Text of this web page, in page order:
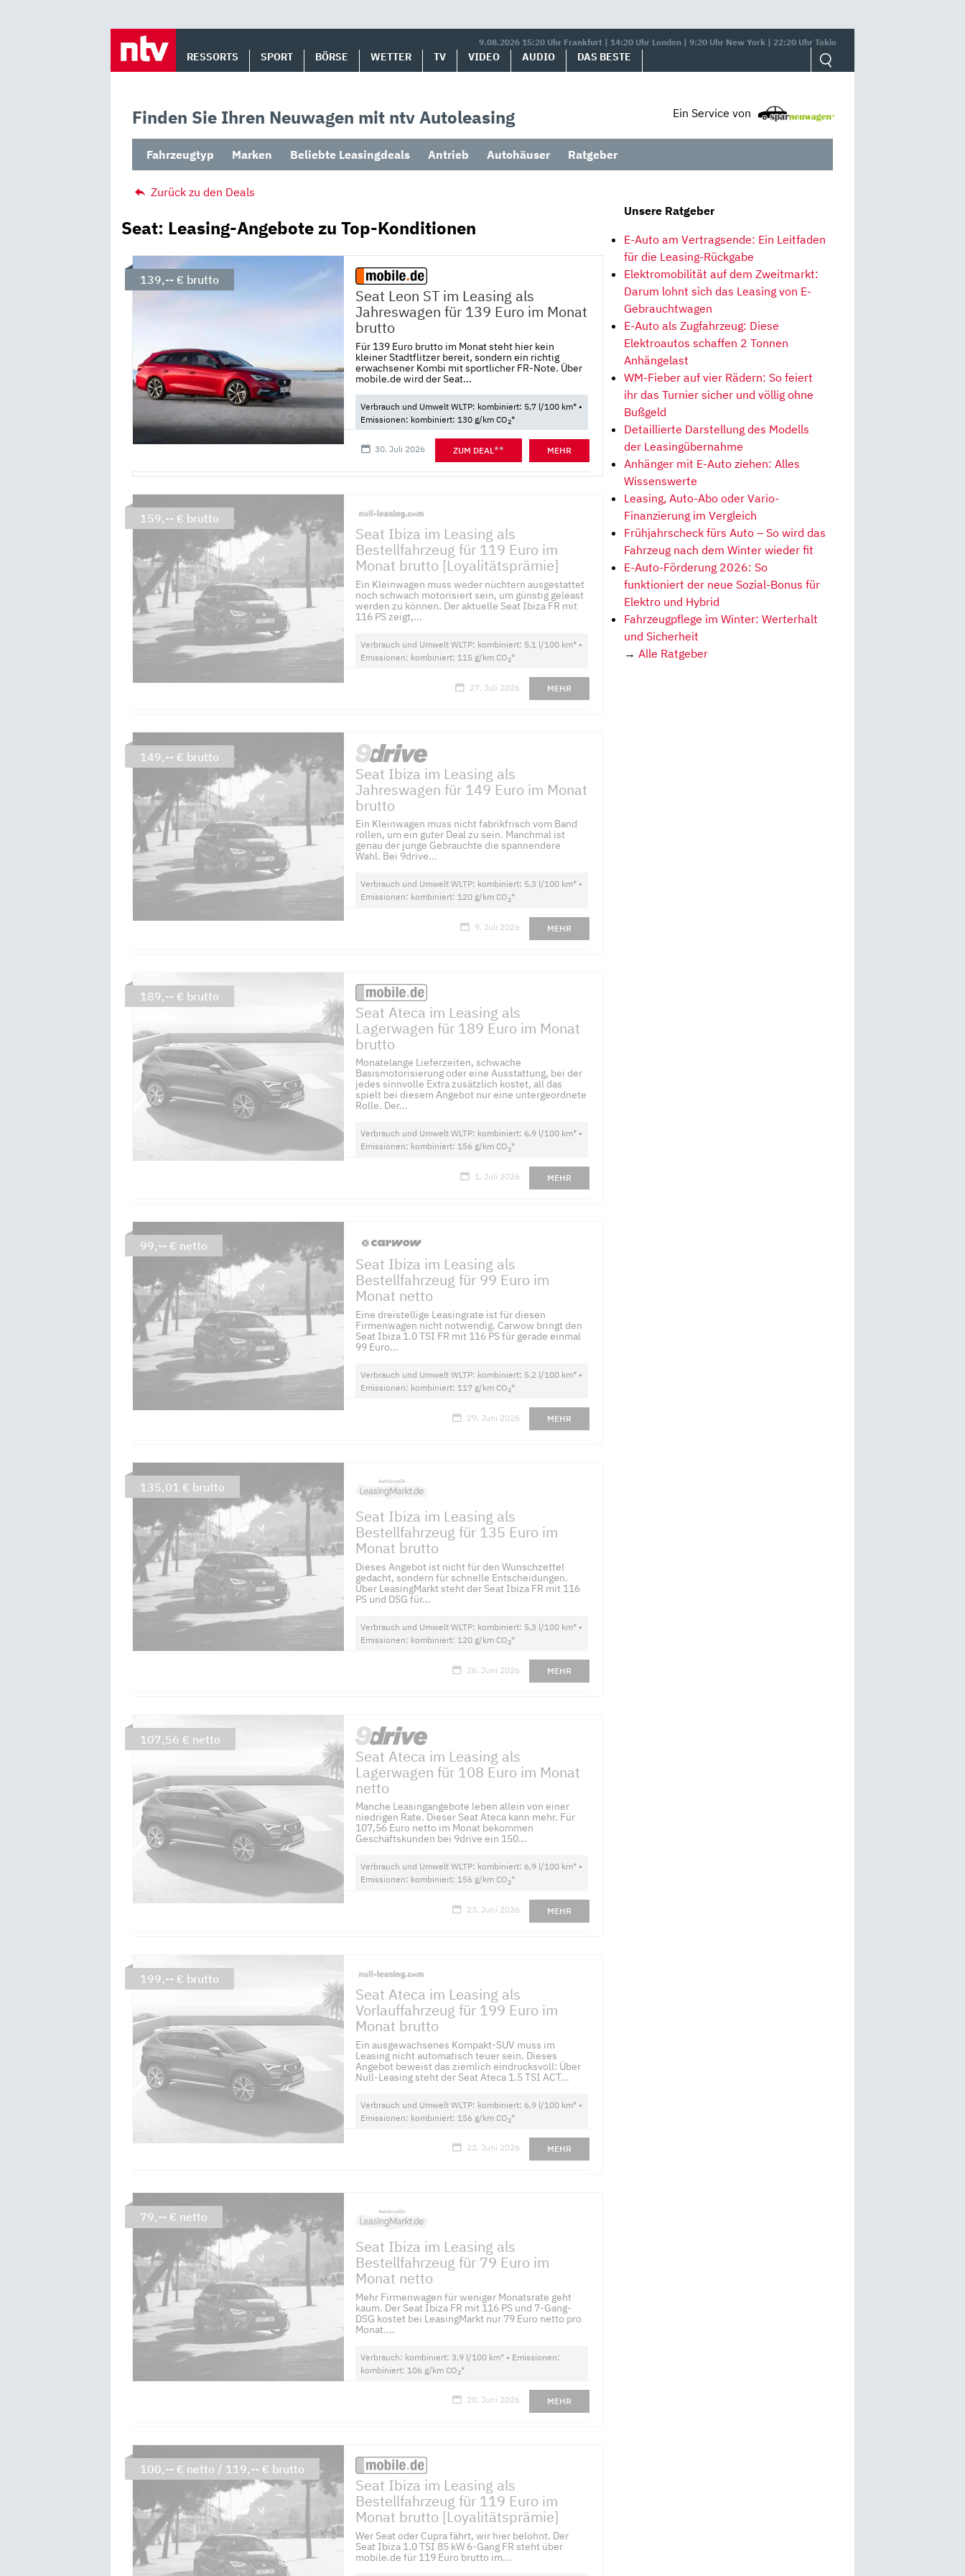
9.08.2026 15:20 Uhr Frankfurt | 14:20 Uhr London | 9:20 Uhr New York | 22:20 Uhr Tokio
RESSORTS SPORT BÖRSE WETTER TV VIDEO AUDIO DAS BESTE
Finden Sie Ihren Neuwagen mit ntv Autoleasing Ein Service von
Fahrzeugtyp Marken Beliebte Leasingdeals Antrieb Autohäuser Ratgeber
Zurück zu den Deals
Seat: Leasing-Angebote zu Top-Konditionen
Seat Leon ST im Leasing als
Jahreswagen für 139 Euro im Monat
brutto
Für 139 Euro brutto im Monat steht hier kein
kleiner Stadtflitzer bereit, sondern ein richtig
erwachsener Kombi mit sportlicher FR-Note. Über
mobile.de wird der Seat...
Verbrauch und Umwelt WLTP: kombiniert: 5,7 l/100 km* •
Emissionen: kombiniert: 130 g/km CO2*
30. Juli 2026 ZUM DEAL** MEHR
139,-- € brutto
Seat Ibiza im Leasing als
Bestellfahrzeug für 119 Euro im
Monat brutto [Loyalitätsprämie]
Ein Kleinwagen muss weder nüchtern ausgestattet
noch schwach motorisiert sein, um günstig geleast
werden zu können. Der aktuelle Seat Ibiza FR mit
116 PS zeigt,...
Verbrauch und Umwelt WLTP: kombiniert: 5,1 l/100 km* •
Emissionen: kombiniert: 115 g/km CO2*
27. Juli 2026 MEHR
159,-- € brutto
Seat Ibiza im Leasing als
Jahreswagen für 149 Euro im Monat
brutto
Ein Kleinwagen muss nicht fabrikfrisch vom Band
rollen, um ein guter Deal zu sein. Manchmal ist
genau der junge Gebrauchte die spannendere
Wahl. Bei 9drive...
Verbrauch und Umwelt WLTP: kombiniert: 5,3 l/100 km* •
Emissionen: kombiniert: 120 g/km CO2*
9. Juli 2026 MEHR
149,-- € brutto
Seat Ateca im Leasing als
Lagerwagen für 189 Euro im Monat
brutto
Monatelange Lieferzeiten, schwache
Basismotorisierung oder eine Ausstattung, bei der
jedes sinnvolle Extra zusätzlich kostet, all das
spielt bei diesem Angebot nur eine untergeordnete
Rolle. Der...
Verbrauch und Umwelt WLTP: kombiniert: 6,9 l/100 km* •
Emissionen: kombiniert: 156 g/km CO2*
1. Juli 2026 MEHR
189,-- € brutto
Seat Ibiza im Leasing als
Bestellfahrzeug für 99 Euro im
Monat netto
Eine dreistellige Leasingrate ist für diesen
Firmenwagen nicht notwendig. Carwow bringt den
Seat Ibiza 1.0 TSI FR mit 116 PS für gerade einmal
99 Euro...
Verbrauch und Umwelt WLTP: kombiniert: 5,2 l/100 km* •
Emissionen: kombiniert: 117 g/km CO2*
29. Juni 2026 MEHR
99,-- € netto
Seat Ibiza im Leasing als
Bestellfahrzeug für 135 Euro im
Monat brutto
Dieses Angebot ist nicht für den Wunschzettel
gedacht, sondern für schnelle Entscheidungen.
Über LeasingMarkt steht der Seat Ibiza FR mit 116
PS und DSG für...
Verbrauch und Umwelt WLTP: kombiniert: 5,3 l/100 km* •
Emissionen: kombiniert: 120 g/km CO2*
26. Juni 2026 MEHR
135,01 € brutto
Seat Ateca im Leasing als
Lagerwagen für 108 Euro im Monat
netto
Manche Leasingangebote leben allein von einer
niedrigen Rate. Dieser Seat Ateca kann mehr. Für
107,56 Euro netto im Monat bekommen
Geschäftskunden bei 9drive ein 150...
Verbrauch und Umwelt WLTP: kombiniert: 6,9 l/100 km* •
Emissionen: kombiniert: 156 g/km CO2*
23. Juni 2026 MEHR
107,56 € netto
Seat Ateca im Leasing als
Vorlauffahrzeug für 199 Euro im
Monat brutto
Ein ausgewachsenes Kompakt-SUV muss im
Leasing nicht automatisch teuer sein. Dieses
Angebot beweist das ziemlich eindrucksvoll: Über
Null-Leasing steht der Seat Ateca 1.5 TSI ACT...
Verbrauch und Umwelt WLTP: kombiniert: 6,9 l/100 km* •
Emissionen: kombiniert: 156 g/km CO2*
22. Juni 2026 MEHR
199,-- € brutto
Seat Ibiza im Leasing als
Bestellfahrzeug für 79 Euro im
Monat netto
Mehr Firmenwagen für weniger Monatsrate geht
kaum. Der Seat Ibiza FR mit 116 PS und 7-Gang-
DSG kostet bei LeasingMarkt nur 79 Euro netto pro
Monat....
Verbrauch: kombiniert: 3,9 l/100 km* • Emissionen:
kombiniert: 106 g/km CO2*
20. Juni 2026 MEHR
79,-- € netto
Seat Ibiza im Leasing als
Bestellfahrzeug für 119 Euro im
Monat brutto [Loyalitätsprämie]
Wer Seat oder Cupra fährt, wir hier belohnt. Der
Seat Ibiza 1.0 TSI 85 kW 6-Gang FR steht über
mobile.de für 119 Euro brutto im...
100,-- € netto / 119,-- € brutto
Unsere Ratgeber
E-Auto am Vertragsende: Ein Leitfaden
für die Leasing-Rückgabe
Elektromobilität auf dem Zweitmarkt:
Darum lohnt sich das Leasing von E-
Gebrauchtwagen
E-Auto als Zugfahrzeug: Diese
Elektroautos schaffen 2 Tonnen
Anhängelast
WM-Fieber auf vier Rädern: So feiert
ihr das Turnier sicher und völlig ohne
Bußgeld
Detaillierte Darstellung des Modells
der Leasingübernahme
Anhänger mit E-Auto ziehen: Alles
Wissenswerte
Leasing, Auto-Abo oder Vario-
Finanzierung im Vergleich
Frühjahrscheck fürs Auto – So wird das
Fahrzeug nach dem Winter wieder fit
E-Auto-Förderung 2026: So
funktioniert der neue Sozial-Bonus für
Elektro und Hybrid
Fahrzeugpflege im Winter: Werterhalt
und Sicherheit
→ Alle Ratgeber